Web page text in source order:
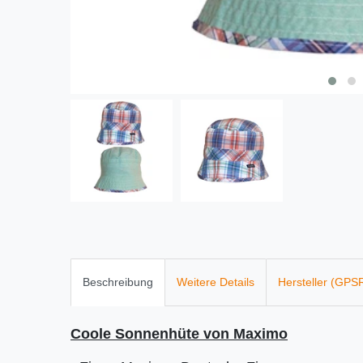
Beschreibung Weitere Details Hersteller
Coole Sonnenhüte von Maximo